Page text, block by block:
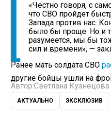
«Честно говоря, с
что СВО пройдет
Запада против нас.
было бы проще. Но и
разумеется, мы бы
сил и времени», —
Ранее мать солдата СВО
другие бойцы ушли на
Автор:Светлана Кузнецова
АКТУАЛЬНО ЭКСКЛЮЗИВ